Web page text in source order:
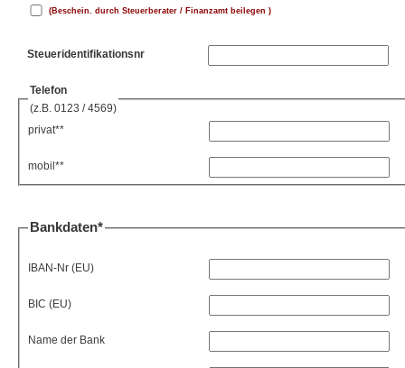
(Beschein. durch Steuerberater / Finanzamt beilegen )
Steueridentifikationsnr
Telefon
(z.B. 0123 / 4569)
privat**
mobil**
Bankdaten*
IBAN-Nr (EU)
BIC (EU)
Name der Bank